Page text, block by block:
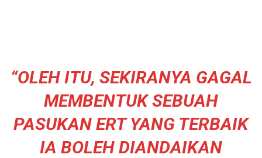
“OLEH ITU, SEKIRANYA GAGAL
MEMBENTUK SEBUAH
PASUKAN ERT YANG TERBAIK
IA BOLEH DIANDAIKAN